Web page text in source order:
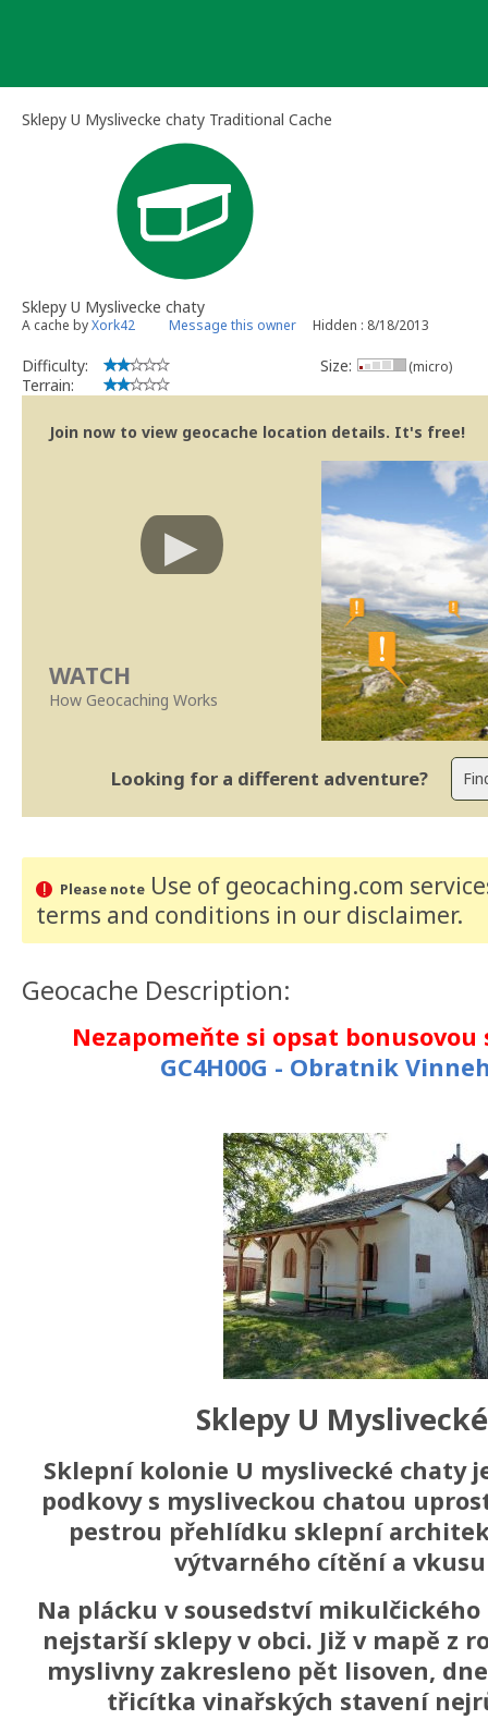
Sklepy U Myslivecke chaty Traditional Cache
Sklepy U Myslivecke chaty
A cache byXork42 Message this owner Hidden : 8/18/2013
Difficulty:
Terrain:
Size: (micro)
Join now to view geocache location details. It's free!
WATCH
How Geocaching Works
Looking for a different adventure?
Please noteUse of geocaching.com
terms and conditions in our disclaimer.
Geocache Description:
Nezapomeňte si opsat
GC4H00G - Obratnik
Sklepy U
Sklepní kolonie U myslivecké chaty
podkovy s mysliveckou chatou
pestrou přehlídku sklepní
výtvarného cítění a
Na plácku v sousedství
nejstarší sklepy v obci. Již v mapě z
myslivny zakresleno pět lisoven,
třicítka vinařských stavení